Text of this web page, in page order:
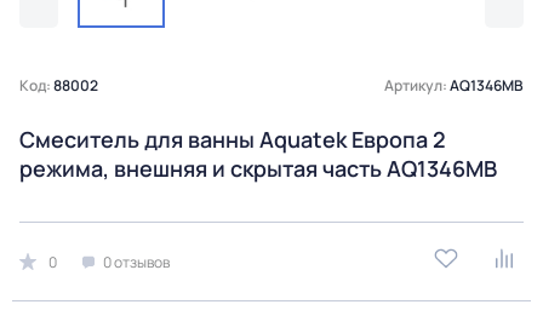
Код:88002 Артикул:AQ1346MB
Смеситель для ванны Aquatek Европа 2
режима, внешняя и скрытая часть AQ1346MB
0 0 отзывов